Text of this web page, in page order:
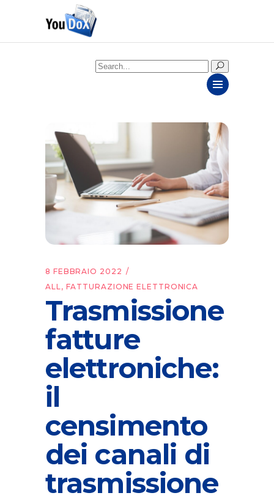
8 FEBBRAIO 2022
ALL, FATTURAZIONE ELETTRONICA
Trasmissione
fatture
elettroniche:
il
censimento
dei canali di
trasmissione